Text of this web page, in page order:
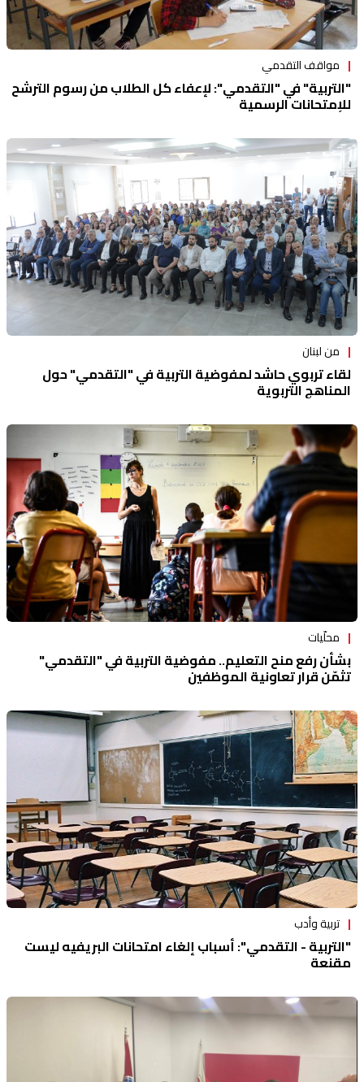
مواقف التقدمي
"التربية" في "التقدمي": لإعفاء كل الطلاب من رسوم الترشح
للإمتحانات الرسمية
من لبنان
لقاء تربوي حاشد لمفوضية التربية في "التقدمي" حول
المناهج التربوية
محلّيات
بشأن رفع منح التعليم.. مفوضية التربية في "التقدمي"
تثمّن قرار تعاونية الموظفين
تربية وأدب
"التربية - التقدمي": أسباب إلغاء امتحانات البريفيه ليست
مقنعة